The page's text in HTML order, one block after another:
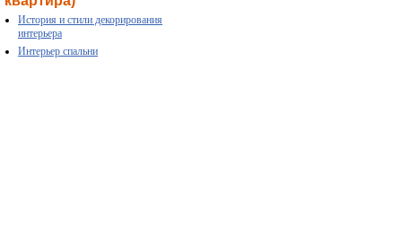
История и стили декорирования
интерьера
Интерьер спальни